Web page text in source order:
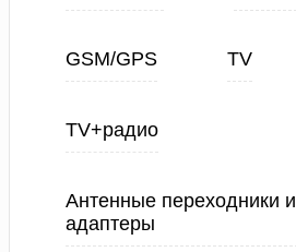
GSM/GPS TV
TV+радио
Антенные переходники и
адаптеры